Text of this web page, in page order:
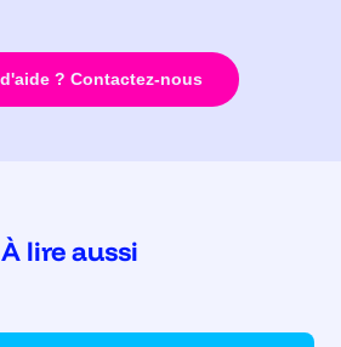
? Contactez-nous
À lire aussi